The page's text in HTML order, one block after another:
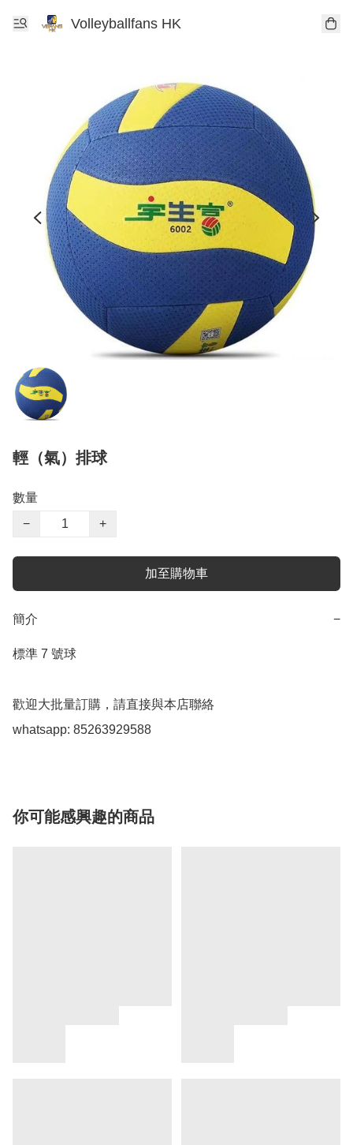
Volleyballfans HK
輕（氣）排球
數量
−
+
加至購物車
簡介 −
標準 7 號球
歡迎大批量訂購，請直接與本店聯絡
whatsapp: 85263929588
你可能感興趣的商品